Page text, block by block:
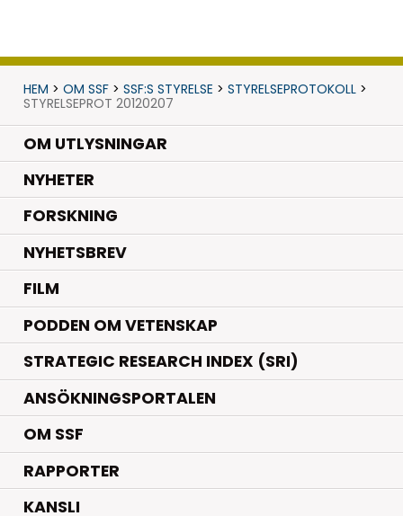
HEM > OM SSF> SSF:S STYRELSE > STYRELSEPROTOKOLL>
STYRELSEPROT 20120207
OM UTLYSNINGAR
NYHETER.
FORSKNING.
NYHETSBREV
FILM
PODDEN OM VETENSKAP
STRATEGIC RESEARCH INDEX (SRI)
ANSÖKNINGSPORTALEN
OM SSF
RAPPORTER
KANSLI